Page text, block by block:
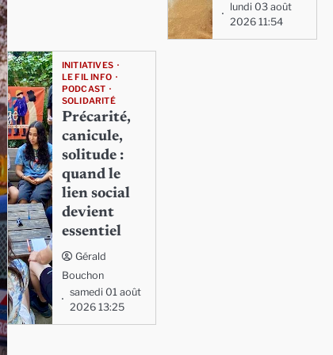
lundi 03 août
2026 11:54
INITIATIVES
LE FIL INFO
PODCAST
SOLIDARITÉ
Précarité,
canicule,
solitude :
quand le
lien social
devient
essentiel
Gérald
Bouchon
samedi 01 août
2026 13:25